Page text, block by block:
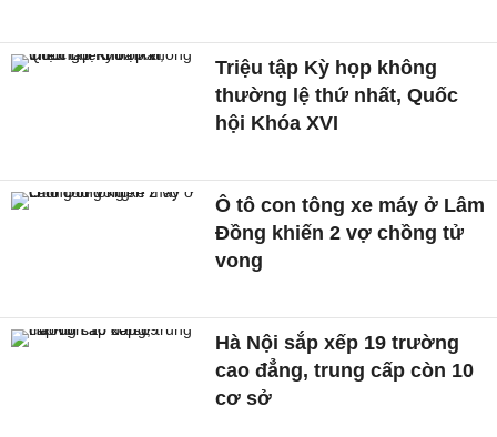
Triệu tập Kỳ họp không
thường lệ thứ nhất, Quốc
hội Khóa XVI
Ô tô con tông xe máy ở Lâm
Đồng khiến 2 vợ chồng tử
vong
Hà Nội sắp xếp 19 trường
cao đẳng, trung cấp còn 10
cơ sở